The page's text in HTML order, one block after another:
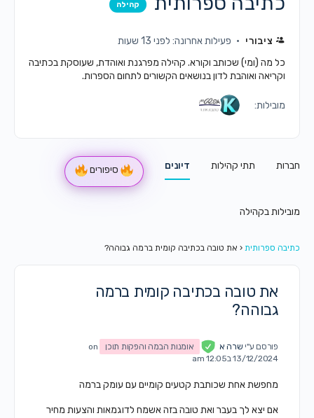
קהילה
ציבורי
פעילות אחרונה: לפני 13 שעות
כל מה (ומי) שכותב וקורא. קהילה מפרגנת ואוהדת, שעוסקת בכתיבה
וקריאה ואוהבת לדון בנושאים הקשורים לתחום הספרות.
מובילות:
חברות תתי קהילות דיונים סיפורים
מובילות בקהילה
כתיבה ספרותית ‹ את טובה בכתיבה קומית ברמה גבוהה?
את טובה בכתיבה קומית ברמה
גבוהה?
פורסם ע"ישרה א אומנות הבמה והפקות תוכן
on
13/12/2024 ב12:05 am
מחפשת אחת שכותבת קטעים קומיים עם עומק ברמה
אם יצא לך בעבר ואת טובה בזה אשמח לדוגמאות והצעות מחיר